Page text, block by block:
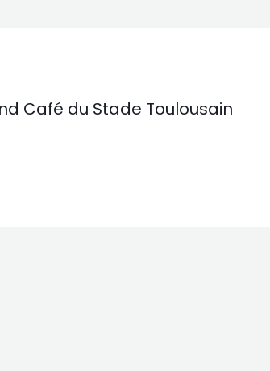
Café du Stade Toulousain